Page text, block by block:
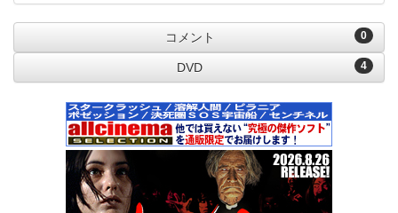
0
コメント
4
DVD